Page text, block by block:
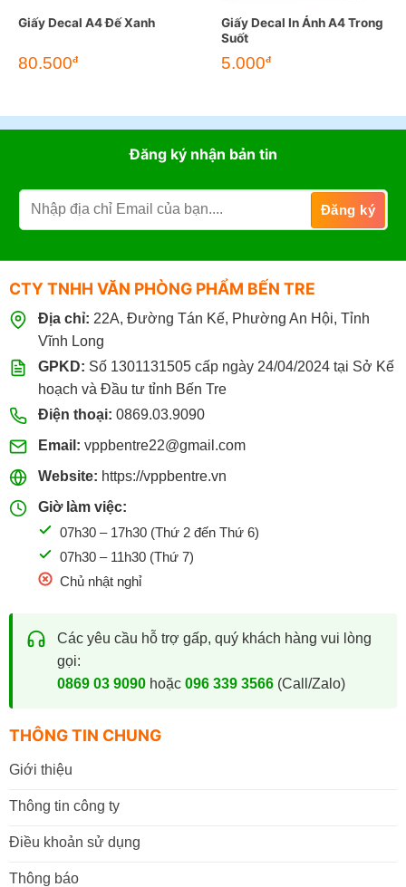
Giấy Decal A4 Đế Xanh
80.500đ
Giấy Decal In Ảnh A4 Trong
Suốt
5.000đ
Đăng ký nhận bản tin
CTY TNHH VĂN PHÒNG PHẨM BẾN TRE
Địa chỉ: 22A, Đường Tán Kế, Phường An Hội, Tỉnh
Vĩnh Long
GPKD: Số 1301131505 cấp ngày 24/04/2024 tại Sở Kế
hoạch và Đầu tư tỉnh Bến Tre
Điện thoại: 0869.03.9090
Email: vppbentre22@gmail.com
Website: https://vppbentre.vn
Giờ làm việc:
07h30 – 17h30 (Thứ 2 đến Thứ 6)
07h30 – 11h30 (Thứ 7)
Chủ nhật nghỉ
Các yêu cầu hỗ trợ gấp, quý khách hàng vui lòng
gọi:
0869 03 9090hoặc 096 339 3566(Call/Zalo)
THÔNG TIN CHUNG
Giới thiệu
Thông tin công ty
Điều khoản sử dụng
Thông báo